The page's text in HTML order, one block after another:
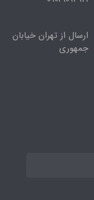
ارسال از تهران خیابان
جمهوری